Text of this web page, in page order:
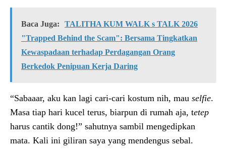
Baca Juga:
TALITHA KUM WALK s TALK 2026
"Trapped Behind the Scam": Bersama Tingkatkan
Kewaspadaan terhadap Perdagangan Orang
Berkedok Penipuan Kerja Daring
“Sabaaar, aku kan lagi cari-cari kostum nih, mau selfie.
Masa tiap hari kucel terus, biarpun di rumah aja, tetep
harus cantik dong!” sahutnya sambil mengedipkan
mata. Kali ini giliran saya yang mendengus sebal.